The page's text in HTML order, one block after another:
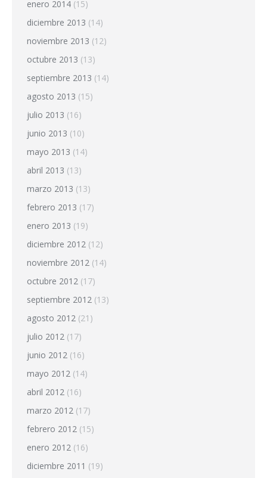
enero 2014 (15)
diciembre 2013 (14)
noviembre 2013 (12)
octubre 2013 (13)
septiembre 2013 (14)
agosto 2013 (15)
julio 2013 (16)
junio 2013 (10)
mayo 2013 (14)
abril 2013 (13)
marzo 2013 (13)
febrero 2013 (17)
enero 2013 (19)
diciembre 2012 (12)
noviembre 2012 (14)
octubre 2012 (17)
septiembre 2012 (13)
agosto 2012 (21)
julio 2012 (17)
junio 2012 (16)
mayo 2012 (14)
abril 2012 (16)
marzo 2012 (17)
febrero 2012 (15)
enero 2012 (16)
diciembre 2011 (19)